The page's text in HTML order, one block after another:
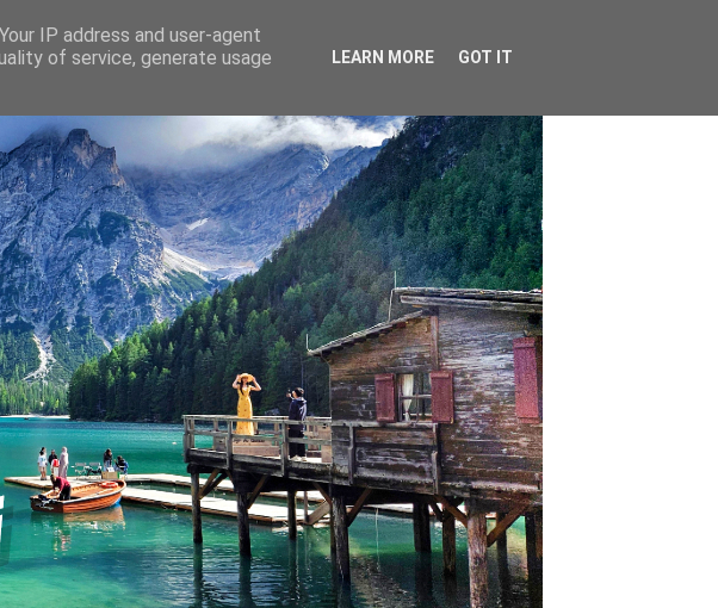
IP address and user-agent
of service, generate usage
LEARN MORE GOT IT